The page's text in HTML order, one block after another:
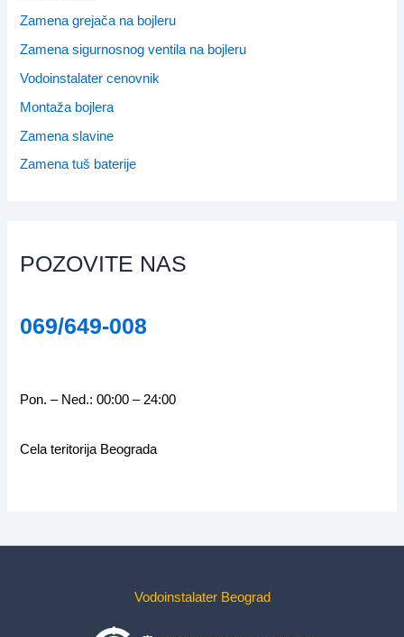
Zamena grejača na bojleru
Zamena sigurnosnog ventila na bojleru
Vodoinstalater cenovnik
Montaža bojlera
Zamena slavine
Zamena tuš baterije
POZOVITE NAS
069/649-008
Pon. – Ned.: 00:00 – 24:00
Cela teritorija Beograda
Vodoinstalater Beograd